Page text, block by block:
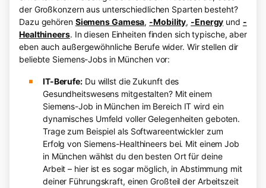
der Großkonzern aus unterschiedlichen Sparten besteht?
Dazu gehören Siemens Gamesa, -Mobility, -Energy und -
Healthineers. In diesen Einheiten finden sich typische, aber
eben auch außergewöhnliche Berufe wider. Wir stellen dir
beliebte Siemens-Jobs in München vor:
IT-Berufe:Du willst die Zukunft des
Gesundheitswesens mitgestalten? Mit einem
Siemens-Job in München im Bereich IT wird ein
dynamisches Umfeld voller Gelegenheiten geboten.
Trage zum Beispiel als Softwareentwickler zum
Erfolg von Siemens-Healthineers bei. Mit einem Job
in München wählst du den besten Ort für deine
Arbeit – hier ist es sogar möglich, in Abstimmung mit
deiner Führungskraft, einen Großteil der Arbeitszeit